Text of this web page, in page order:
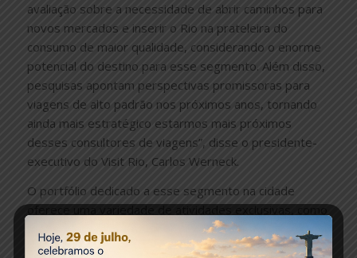
avaliação sobre a necessidade de abrir caminhos para
novos mercados e inserir o Rio na prateleira do
consumo de maior qualidade, considerando o enorme
potencial do destino para esse segmento. Além disso,
pesquisas apontam perspectivas promissoras para
viagens de alto padrão nos próximos anos, tornando
ainda mais estratégico estarmos mais próximos
desses consultores de viagens”, disse o presidente-
executivo do Visit Rio, Carlos Werneck.
O portfólio dedicado a esse segmento na cidade
casamentos e café da manhã em locais como o Cristo
Redentor e o Parque Bondinho Pão de Açúcar,